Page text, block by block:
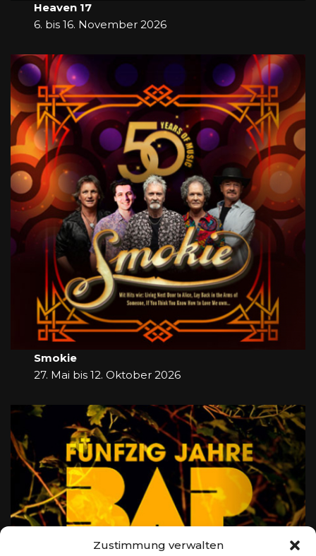
Zustimmung verwalten
Heaven 17
6. bis 16. November 2026
Smokie
27. Mai bis 12. Oktober 2026